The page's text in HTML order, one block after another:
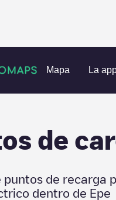
Mapa La
Países Bajos Epe
de
puntos de recarga
dentro de Epe